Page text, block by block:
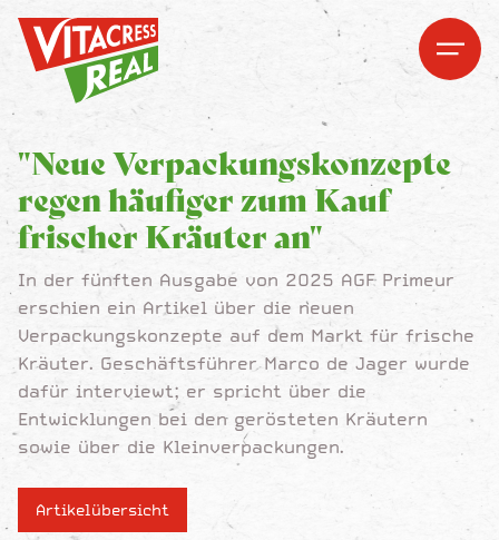
Vitacress Real Open
Vitacress Real Open
"Neue Verpackungskonzepte
regen häufiger zum Kauf
frischer Kräuter an"
In der fünften Ausgabe von 2025 AGF Primeur
erschien ein Artikel über die neuen
Verpackungskonzepte auf dem Markt für frische
Kräuter. Geschäftsführer Marco de Jager wurde
dafür interviewt; er spricht über die
Entwicklungen bei den gerösteten Kräutern
sowie über die Kleinverpackungen.
Artikelübersicht